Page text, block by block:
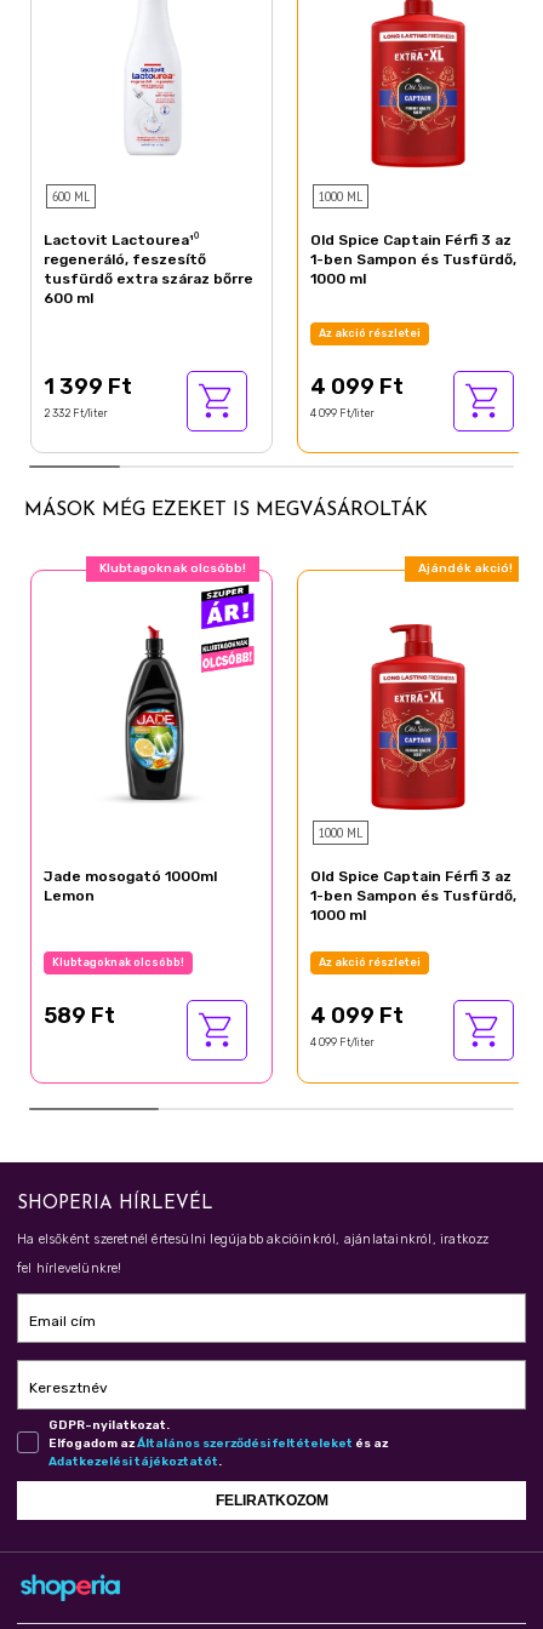
600 ML
Lactovit Lactourea¹⁰
regeneráló, feszesítő
tusfürdő extra száraz bőrre
600 ml
1 399 Ft
2 332 Ft/liter
1000 ML
Old Spice Captain Férfi 3 az
1-ben Sampon és Tusfürdő,
1000 ml
Az akció részletei
4 099 Ft
4 099 Ft/liter
MÁSOK MÉG EZEKET IS MEGVÁSÁROLTÁK
Klubtagoknak olcsóbb!
Jade mosogató 1000ml
Lemon
Klubtagoknak olcsóbb!
589 Ft
Ajándék akció!
1000 ML
Old Spice Captain Férfi 3 az
1-ben Sampon és Tusfürdő,
1000 ml
Az akció részletei
4 099 Ft
4 099 Ft/liter
SHOPERIA HÍRLEVÉL
Ha elsőként szeretnél értesülni legújabb akcióinkról, ajánlatainkról, iratkozz
fel hírlevelünkre!
Email cím
Keresztnév
GDPR-nyilatkozat.
Elfogadom azÁl­ta­lá­nos szer­ző­dé­si fel­té­te­le­ket és az
Adat­ke­ze­lé­si tá­jé­koz­ta­tót.
FELIRATKOZOM